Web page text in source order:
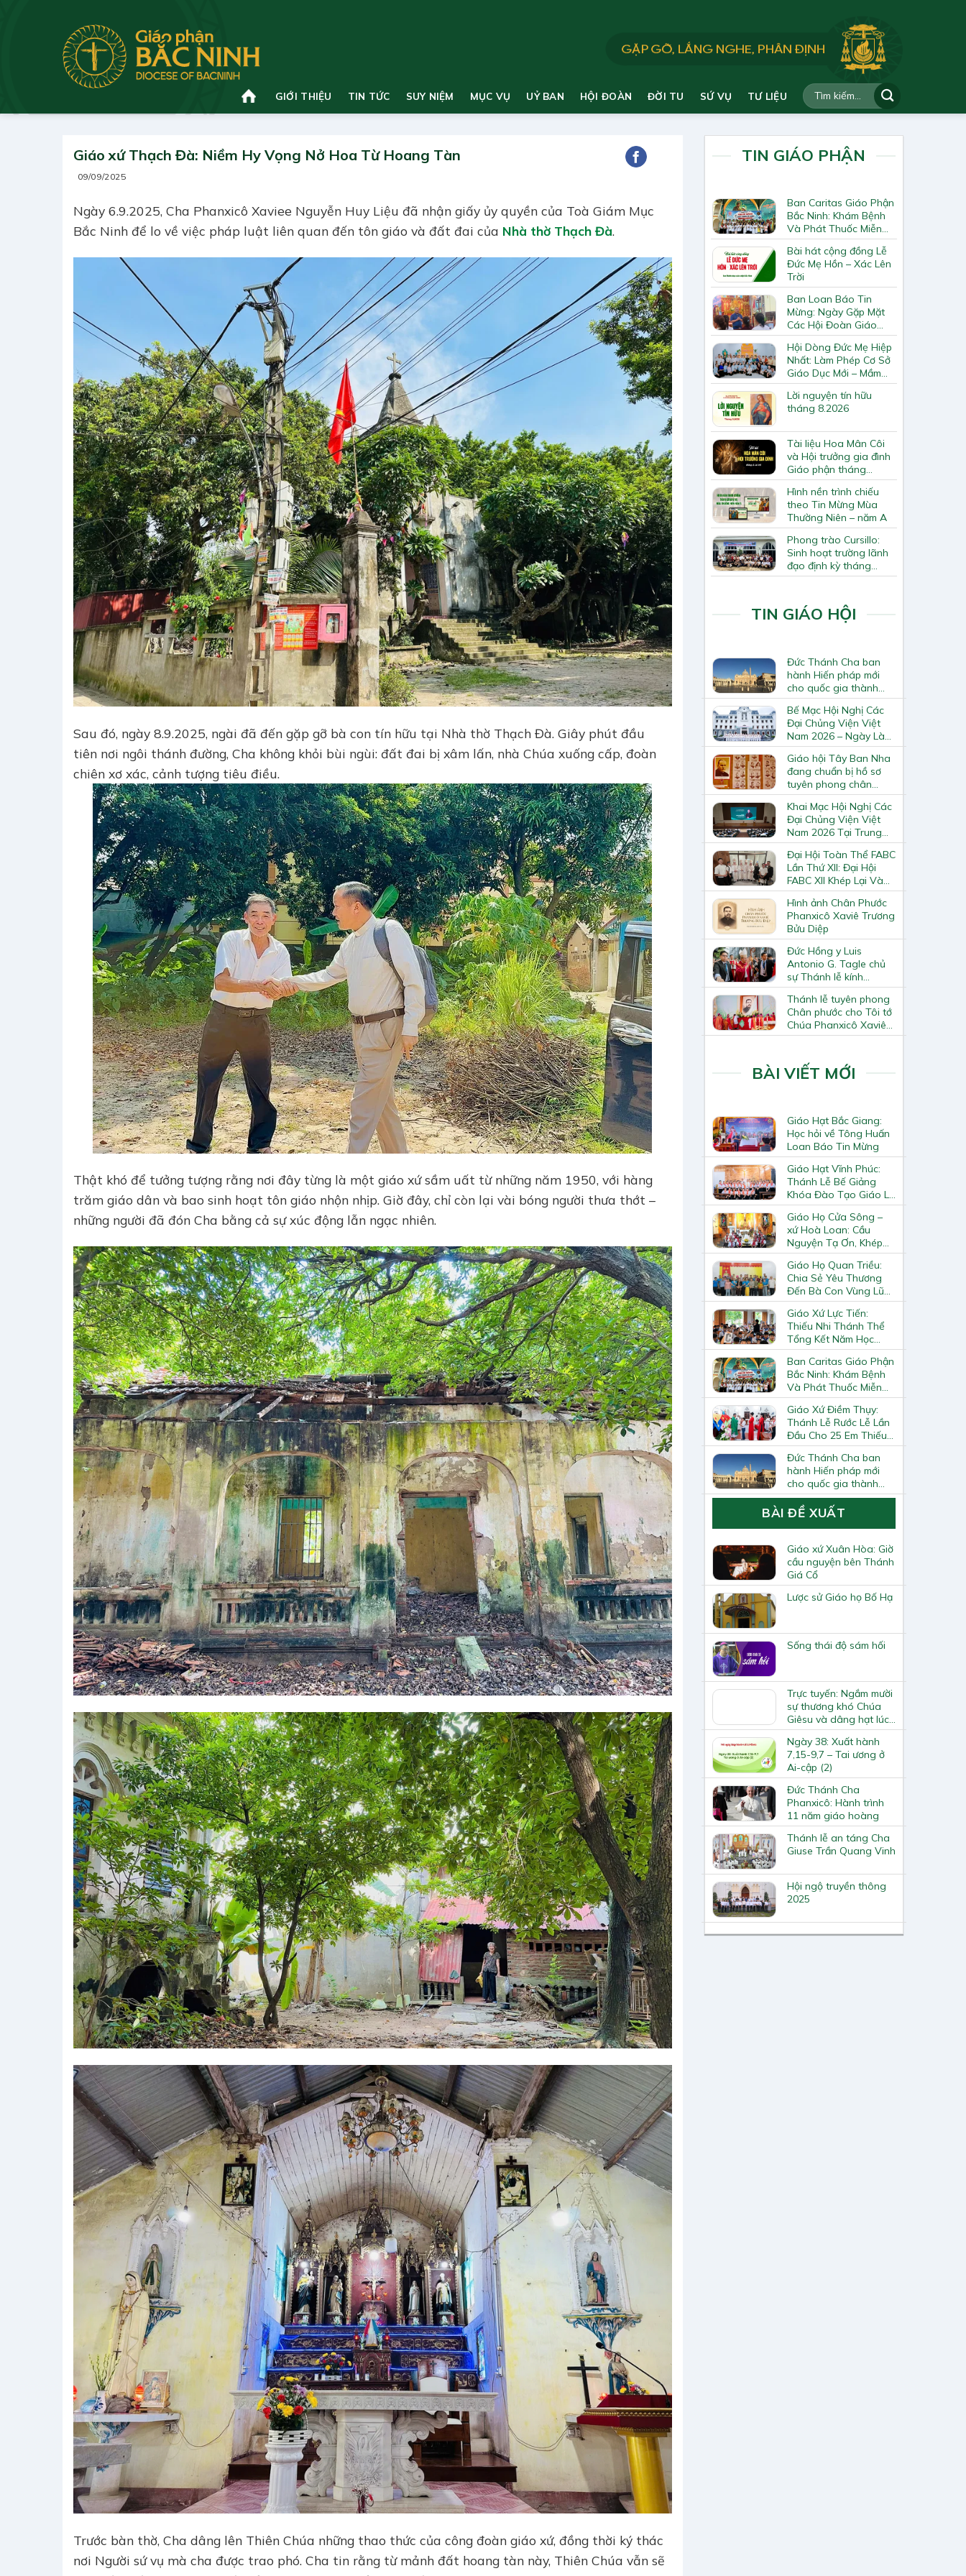
GIỚI THIỆU TIN TỨC SUY NIỆM MỤC VỤ UỶ BAN HỘI ĐOÀN ĐỜI TU SỨ VỤ TƯ LIỆU
Giáo xứ Thạch Đà: Niềm Hy Vọng Nở Hoa Từ Hoang Tàn
09/09/2025
Ngày 6.9.2025, Cha Phanxicô Xaviee Nguyễn Huy Liệu đã nhận giấy ủy quyền của Toà Giám Mục
Bắc Ninh để lo về việc pháp luật liên quan đến tôn giáo và đất đai của Nhà thờ Thạch Đà.
Sau đó, ngày 8.9.2025, ngài đã đến gặp gỡ bà con tín hữu tại Nhà thờ Thạch Đà. Giây phút đầu
tiên nơi ngôi thánh đường, Cha không khỏi bùi ngùi: đất đai bị xâm lấn, nhà Chúa xuống cấp, đoàn
chiên xơ xác, cảnh tượng tiêu điều.
Thật khó để tưởng tượng rằng nơi đây từng là một giáo xứ sầm uất từ những năm 1950, với hàng
trăm giáo dân và bao sinh hoạt tôn giáo nhộn nhịp. Giờ đây, chỉ còn lại vài bóng người thưa thớt –
những người đã đón Cha bằng cả sự xúc động lẫn ngạc nhiên.
Trước bàn thờ, Cha dâng lên Thiên Chúa những thao thức của công đoàn giáo xứ, đồng thời ký thác
nơi Người sứ vụ mà cha được trao phó. Cha tin rằng từ mảnh đất hoang tàn này, Thiên Chúa vẫn sẽ
TIN GIÁO PHẬN
Ban Caritas Giáo Phận
Bắc Ninh: Khám Bệnh
Và Phát Thuốc Miễn
Phí Tại Giáo Xứ Đồng
Chương
Bài hát cộng đồng Lễ
Đức Mẹ Hồn – Xác Lên
Trời
Ban Loan Báo Tin
Mừng: Ngày Gặp Mặt
Các Hội Đoàn Giáo
Hạt Bắc Giang
Hội Dòng Đức Mẹ Hiệp
Nhất: Làm Phép Cơ Sở
Giáo Dục Mới – Mầm
Non Thiên Ân
Lời nguyện tín hữu
tháng 8.2026
Tài liệu Hoa Mân Côi
và Hội trưởng gia đình
Giáo phận tháng
8.2026
Hình nền trình chiếu
theo Tin Mừng Mùa
Thường Niên – năm A
Phong trào Cursillo:
Sinh hoạt trường lãnh
đạo định kỳ tháng
7/2026
TIN GIÁO HỘI
Đức Thánh Cha ban
hành Hiến pháp mới
cho quốc gia thành
Vatican
Bế Mạc Hội Nghị Các
Đại Chủng Viện Việt
Nam 2026 – Ngày Làm
Việc Cuối Cùng
Giáo hội Tây Ban Nha
đang chuẩn bị hồ sơ
tuyên phong chân
phước và phong thánh
cho 3.344 vị
Khai Mạc Hội Nghị Các
Đại Chủng Viện Việt
Nam 2026 Tại Trung
Tâm Mục Vụ Giáo
Phận Vinh
Đại Hội Toàn Thể FABC
Lần Thứ XII: Đại Hội
FABC XII Khép Lại Và
Mở Ra Một Hành Trình
Mới Cho Giáo Hội Tại
Châu Á
Hình ảnh Chân Phước
Phanxicô Xaviê Trương
Bửu Diệp
Đức Hồng y Luis
Antonio G. Tagle chủ
sự Thánh lễ kính
Thánh Tô-ma Tông đồ
tại Nhà thờ Chính tòa
Hà Nội
Thánh lễ tuyên phong
Chân phước cho Tôi tớ
Chúa Phanxicô Xaviê
Trương Bửu Diệp
BÀI VIẾT MỚI
Giáo Hạt Bắc Giang:
Học hỏi về Tông Huấn
Loan Báo Tin Mừng
Giáo Hạt Vĩnh Phúc:
Thánh Lễ Bế Giảng
Khóa Đào Tạo Giáo Lý
Viên – Huynh Trưởng
Cấp II
Giáo Họ Cửa Sông –
xứ Hoà Loan: Cầu
Nguyện Tạ Ơn, Khép
Lại Khóa Huấn Luyện
Giáo Lý Viên Cấp II
Giáo Họ Quan Triều:
Chia Sẻ Yêu Thương
Đến Bà Con Vùng Lũ
Lai Châu
Giáo Xứ Lực Tiến:
Thiếu Nhi Thánh Thể
Tổng Kết Năm Học
Giáo Lý
Ban Caritas Giáo Phận
Bắc Ninh: Khám Bệnh
Và Phát Thuốc Miễn
Phí Tại Giáo Xứ Đồng
Chương
Giáo Xứ Điềm Thụy:
Thánh Lễ Rước Lễ Lần
Đầu Cho 25 Em Thiếu
Nhi
Đức Thánh Cha ban
hành Hiến pháp mới
cho quốc gia thành
Vatican
BÀI ĐỀ XUẤT
Giáo xứ Xuân Hòa: Giờ
cầu nguyện bên Thánh
Giá Cổ
Lược sử Giáo họ Bố Hạ
Sống thái độ sám hối
Trực tuyến: Ngắm mười
sự thương khó Chúa
Giêsu và dâng hạt lúc
18h30 ngày 09.04.2020
Ngày 38: Xuất hành
7,15-9,7 – Tai ương ở
Ai-cập (2)
Đức Thánh Cha
Phanxicô: Hành trình
11 năm giáo hoàng
Thánh lễ an táng Cha
Giuse Trần Quang Vinh
Hội ngộ truyền thông
2025